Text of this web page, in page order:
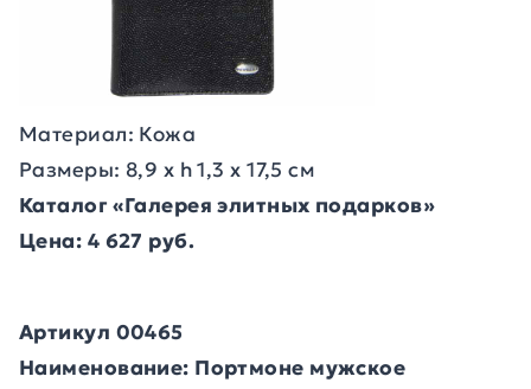
Материал: Кожа
Размеры: 8,9 х h 1,3 х 17,5 см
Каталог «Галерея элитных подарков»
Цена: 4 627 руб.
Артикул 00465
Наименование: Портмоне мужское